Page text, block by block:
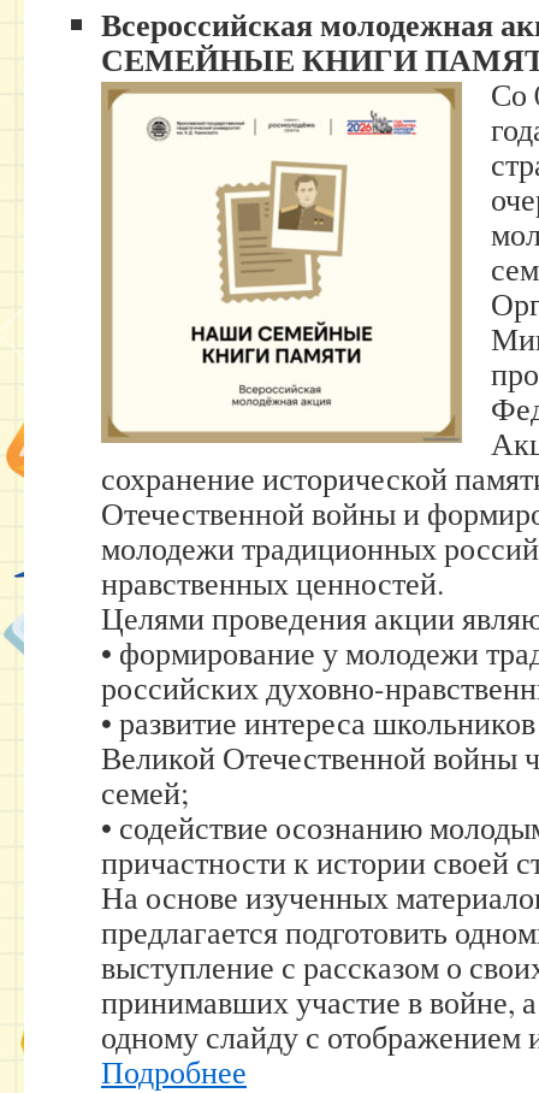
Всероссийская молодежная
СЕМЕЙНЫЕ КНИГИ
Со
сохранение исторической
Отечественной войны и
молодежи традиционных
нравственных ценностей.
Целями проведения акции
• формирование у молодежи
российских духовно-
• развитие интереса
Великой Отечественной войны
семей;
• содействие осознанию
причастности к истории своей
На основе изученных
предлагается подготовить
выступление с рассказом о
принимавших участие в войне,
одному слайду с
Подробнее